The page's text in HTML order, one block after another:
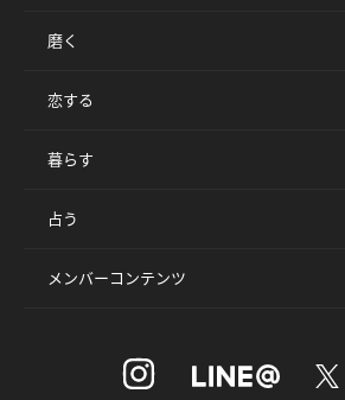
磨く
恋する
暮らす
占う
メンバーコンテンツ